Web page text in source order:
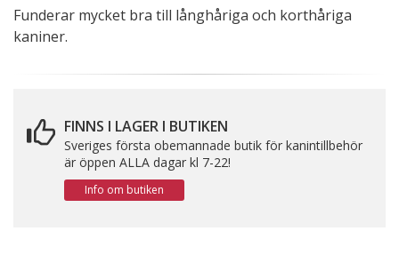
Funderar mycket bra till långhåriga och korthåriga
kaniner.
FINNS I LAGER I BUTIKEN
Sveriges första obemannade butik för kanintillbehör
är öppen ALLA dagar kl 7-22!
Info om butiken